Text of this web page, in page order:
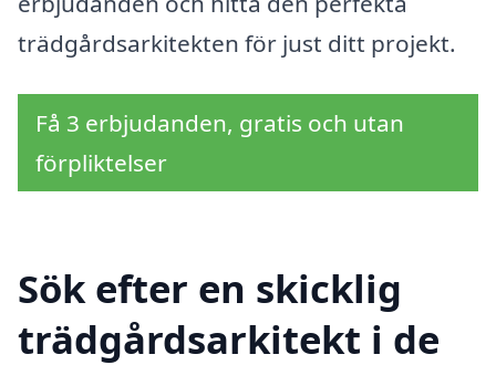
trädgårdsarkitekten för just ditt projekt.
Få 3 erbjudanden, gratis och utan
förpliktelser
Sök efter en skicklig
trädgårdsarkitekt i de